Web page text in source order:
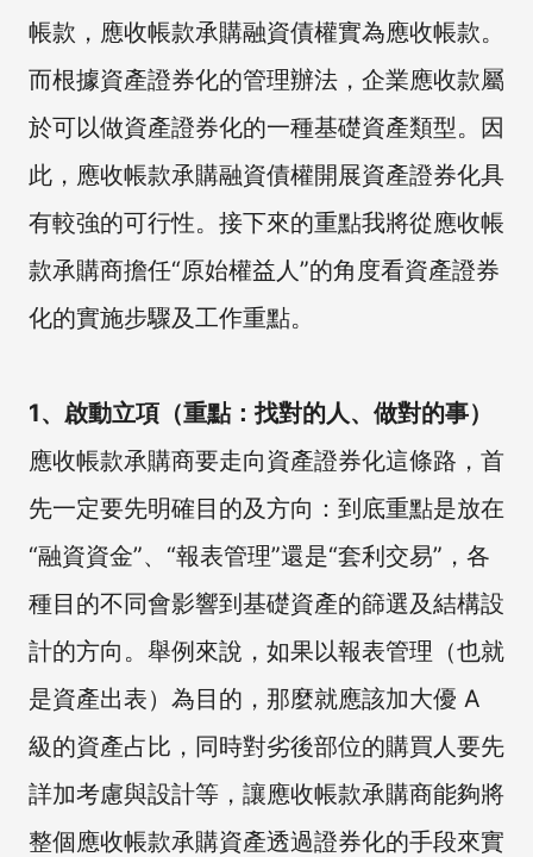
帳款，應收帳款承購融資債權實為應收帳款。
而根據資產證券化的管理辦法，企業應收款屬
於可以做資產證券化的一種基礎資產類型。因
此，應收帳款承購融資債權開展資產證券化具
有較強的可行性。接下來的重點我將從應收帳
款承購商擔任“原始權益人”的角度看資產證券
化的實施步驟及工作重點。
1、啟動立項（重點：找對的人、做對的事）
應收帳款承購商要走向資產證券化這條路，首
先一定要先明確目的及方向：到底重點是放在
“融資資金”、“報表管理”還是“套利交易”，各
種目的不同會影響到基礎資產的篩選及結構設
計的方向。舉例來說，如果以報表管理（也就
是資產出表）為目的，那麼就應該加大優 A
級的資產占比，同時對劣後部位的購買人要先
詳加考慮與設計等，讓應收帳款承購商能夠將
整個應收帳款承購資產透過證券化的手段來實